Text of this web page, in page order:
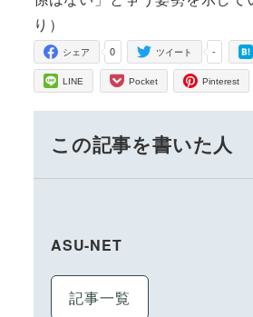
り）
0
シェア -
ツイート
LINE Pocket Pinterest
この記事を書いた人
ASU-NET
記事一覧